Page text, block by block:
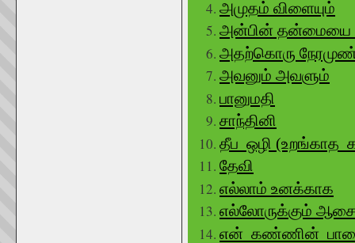
அமுதம் விளையும்
அன்பின் தன்மையை
அதற்கொரு
அவனும் அவளும்
பானுமதி
சாந்தினி
தீப ஒழி
தேவி
எல்லாம் உனக்காக
எல்லோருக்கும்
என் கண்ணின்